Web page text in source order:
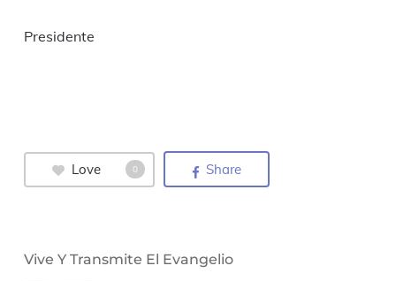
Presidente
Love 0 Share
Vive Y Transmite El Evangelio